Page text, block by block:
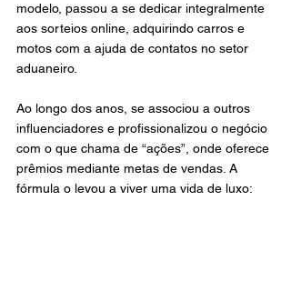
modelo, passou a se dedicar integralmente
aos sorteios online, adquirindo carros e
motos com a ajuda de contatos no setor
aduaneiro.
Ao longo dos anos, se associou a outros
influenciadores e profissionalizou o negócio
com o que chama de “ações”, onde oferece
prêmios mediante metas de vendas. A
fórmula o levou a viver uma vida de luxo: